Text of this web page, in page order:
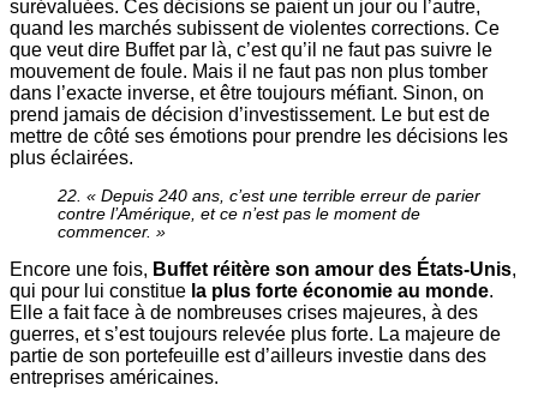
surévaluées. Ces décisions se paient un jour ou l’autre,
quand les marchés subissent de violentes corrections. Ce
que veut dire Buffet par là, c’est qu’il ne faut pas suivre le
mouvement de foule. Mais il ne faut pas non plus tomber
dans l’exacte inverse, et être toujours méfiant. Sinon, on
prend jamais de décision d’investissement. Le but est de
mettre de côté ses émotions pour prendre les décisions les
plus éclairées.
22. « Depuis 240 ans, c’est une terrible erreur de parier
contre l’Amérique, et ce n’est pas le moment de
commencer. »
Encore une fois, Buffet réitère son amour des États-Unis,
qui pour lui constitue la plus forte économie au monde.
Elle a fait face à de nombreuses crises majeures, à des
guerres, et s’est toujours relevée plus forte. La majeure de
partie de son portefeuille est d’ailleurs investie dans des
entreprises américaines.